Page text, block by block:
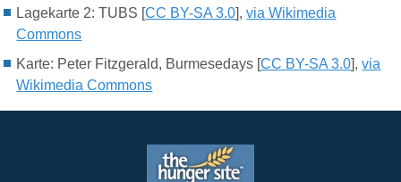
Lagekarte 2: TUBS [CC BY-SA 3.0],via Wikimedia
Commons
Karte: Peter Fitzgerald, Burmesedays [CC BY-SA 3.0],via
Wikimedia Commons